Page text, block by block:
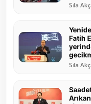
Sıla
Fatih
Sıla